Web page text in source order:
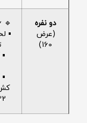
دو نفره
(عرض
160)
🔹 6 تکه شامل:
▪️